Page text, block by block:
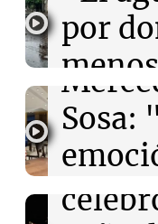
02:03 Tecnología
Airbnb acelera
funciones
artificial en su
01:49
El Pentágono
industria de
por
menos
Una
Rosario
Episodios
huella
Sosa:
filtro
Audio.
Audio.